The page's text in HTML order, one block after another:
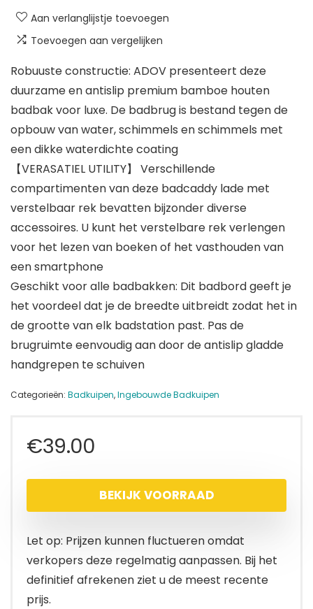
Aan verlanglijstje toevoegen
Toevoegen aan vergelijken
Robuuste constructie: ADOV presenteert deze
duurzame en antislip premium bamboe houten
badbak voor luxe. De badbrug is bestand tegen de
opbouw van water, schimmels en schimmels met
een dikke waterdichte coating
【VERASATIEL UTILITY】 Verschillende
compartimenten van deze badcaddy lade met
verstelbaar rek bevatten bijzonder diverse
accessoires. U kunt het verstelbare rek verlengen
voor het lezen van boeken of het vasthouden van
een smartphone
Geschikt voor alle badbakken: Dit badbord geeft je
het voordeel dat je de breedte uitbreidt zodat het in
de grootte van elk badstation past. Pas de
brugruimte eenvoudig aan door de antislip gladde
handgrepen te schuiven
Categorieën: Badkuipen,Ingebouwde Badkuipen
€39.00
BEKIJK VOORRAAD
Let op: Prijzen kunnen fluctueren omdat
verkopers deze regelmatig aanpassen. Bij het
definitief afrekenen ziet u de meest recente
prijs.